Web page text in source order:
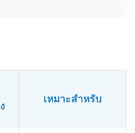
เหมาะสำหรับ